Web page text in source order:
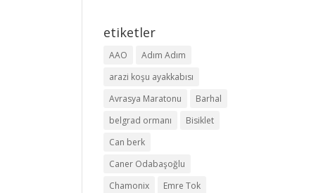
etiketler
AAO
Adım Adım
arazi koşu ayakkabısı
Avrasya Maratonu
Barhal
belgrad ormanı
Bisiklet
Can berk
Caner Odabaşoğlu
Chamonix
Emre Tok